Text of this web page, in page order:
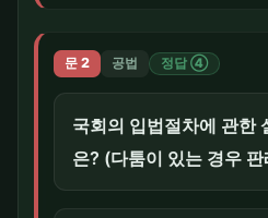
문 2 공법 정답 ④
국회의 입법절차에 관한
은? (다툼이 있는 경우